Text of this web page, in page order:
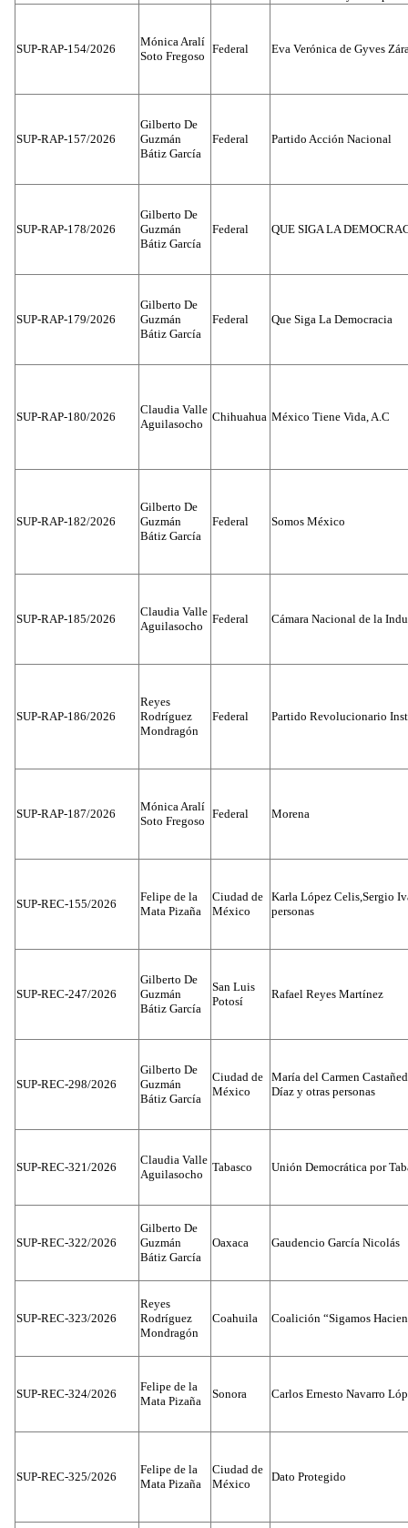
SUP-RAP-154/2026
Mónica Aralí
Soto Fregoso
Federal Eva Verónica de Gyves
SUP-RAP-157/2026
Gilberto De
Guzmán
Bátiz García
Federal Partido Acción Nacional
SUP-RAP-178/2026
Gilberto De
Guzmán
Bátiz García
Federal QUE SIGA LA
SUP-RAP-179/2026
Gilberto De
Guzmán
Bátiz García
Federal Que Siga La Democracia
SUP-RAP-180/2026
Claudia Valle
Aguilasocho
Chihuahua México Tiene Vida, A.C
SUP-RAP-182/2026
Gilberto De
Guzmán
Bátiz García
Federal Somos México
SUP-RAP-185/2026
Claudia Valle
Aguilasocho
Federal Cámara Nacional de la
SUP-RAP-186/2026
Reyes
Rodríguez
Mondragón
Federal Partido Revolucionario
SUP-RAP-187/2026
Mónica Aralí
Soto Fregoso
Federal Morena
SUP-REC-155/2026
Felipe de la
Mata Pizaña
Ciudad de
México
Karla López Celis,Sergio
personas
SUP-REC-247/2026
Gilberto De
Guzmán
Bátiz García
San Luis
Potosí
Rafael Reyes Martínez
SUP-REC-298/2026
Gilberto De
Guzmán
Bátiz García
Ciudad de
México
María del Carmen
Díaz y otras personas
SUP-REC-321/2026
Claudia Valle
Aguilasocho
Tabasco Unión Democrática por
SUP-REC-322/2026
Gilberto De
Guzmán
Bátiz García
Oaxaca Gaudencio García Nicolás
SUP-REC-323/2026
Reyes
Rodríguez
Mondragón
Coahuila Coalición “Sigamos
SUP-REC-324/2026
Felipe de la
Mata Pizaña
Sonora Carlos Ernesto Navarro
SUP-REC-325/2026
Felipe de la
Mata Pizaña
Ciudad de
México
Dato Protegido